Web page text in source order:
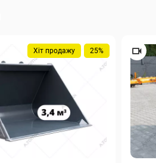
Хіт продажу 25%